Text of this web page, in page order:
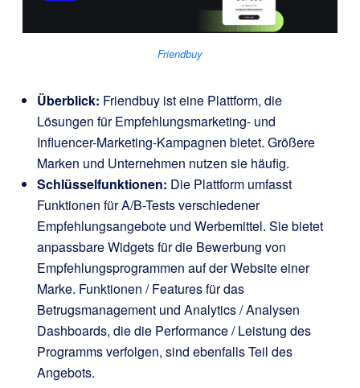
Friendbuy
Überblick: Friendbuy ist eine Plattform, die
Lösungen für Empfehlungsmarketing- und
Influencer-Marketing-Kampagnen bietet. Größere
Marken und Unternehmen nutzen sie häufig.
Schlüsselfunktionen: Die Plattform umfasst
Funktionen für A/B-Tests verschiedener
Empfehlungsangebote und Werbemittel. Sie bietet
anpassbare Widgets für die Bewerbung von
Empfehlungsprogrammen auf der Website einer
Marke. Funktionen / Features für das
Betrugsmanagement und Analytics / Analysen
Dashboards, die die Performance / Leistung des
Programms verfolgen, sind ebenfalls Teil des
Angebots.